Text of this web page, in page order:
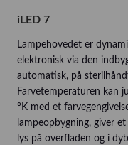
iLED 7
Lampehovedet er
elektronisk via den
automatisk, på
Farvetemperaturen kan
°K med et
lampeopbygning, giver
lys på overfladen og i